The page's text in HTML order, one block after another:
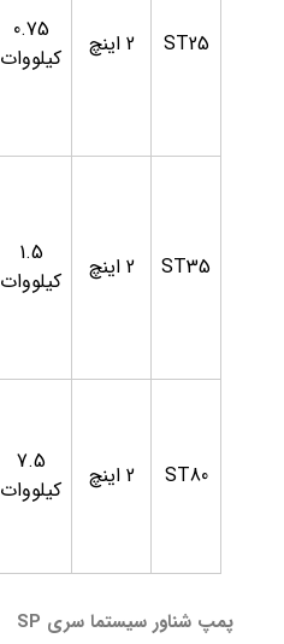
ST25 2 اینچ
0.75
کیلووات
ST35 2 اینچ
1.5
کیلووات
ST80 2 اینچ
7.5
کیلووات
پمپ شناور سیستما سری SP